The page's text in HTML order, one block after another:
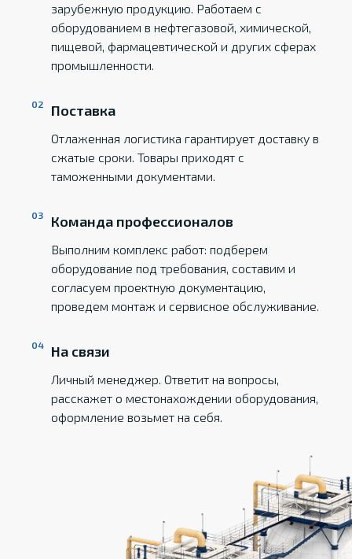
зарубежную продукцию. Работаем с
оборудованием в нефтегазовой, химической,
пищевой, фармацевтической и других сферах
промышленности.
Поставка
Отлаженная логистика гарантирует доставку в
сжатые сроки. Товары приходят с
таможенными документами.
Команда профессионалов
Выполним комплекс работ: подберем
оборудование под требования, составим и
согласуем проектную документацию,
проведем монтаж и сервисное обслуживание.
На связи
Личный менеджер. Ответит на вопросы,
расскажет о местонахождении оборудования,
оформление возьмет на себя.